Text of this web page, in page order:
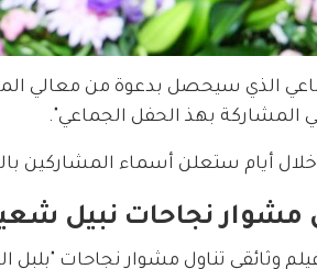
الذي سيحصل بدعوة من معالي
المشاركة بهذ الحفل الجماعي".
أيام ستعلن أسماء المشاركين
مشوار نجاحات نبيل
وثائقي تناول مشوار نجاحات "بلبل